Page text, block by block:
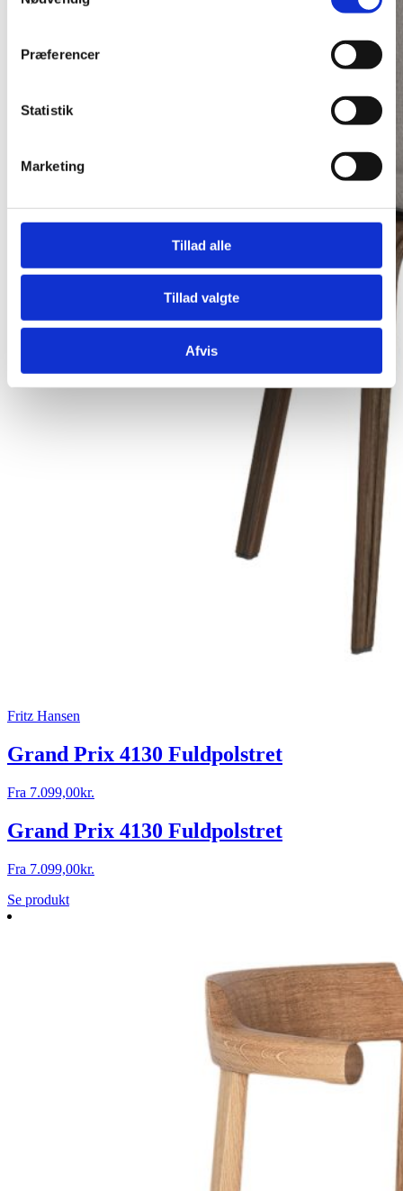
Præferencer
Statistik
Marketing
Tillad alle
Tillad valgte
Afvis
Fritz Hansen
Grand Prix 4130 Fuldpolstret
Fra 7.099,00kr.
Grand Prix 4130 Fuldpolstret
Fra 7.099,00kr.
Se produkt